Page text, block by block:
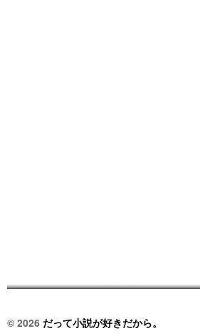
© 2026 だって小説が好きだから。